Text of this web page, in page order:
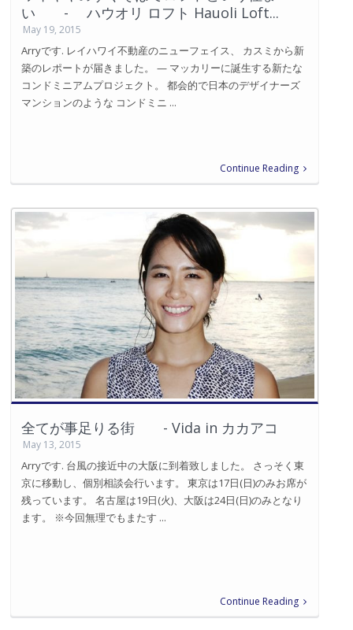
い - ハウオリ ロフト Hauoli Loft...
May 19, 2015
Arryです. レイハワイ不動産のニューフェイス、 カスミから新
築のレポートが届きました。 — マッカリーに誕生する新たな
コンドミニアムプロジェクト。 都会的で日本のデザイナーズ
マンションのような コンドミニ ...
Continue Reading
全てが事足りる街 - Vida in カカアコ
May 13, 2015
Arryです. 台風の接近中の大阪に到着致しました。 さっそく東
京に移動し、個別相談会行います。 東京は17日(日)のみお席が
残っています。 名古屋は19日(火)、大阪は24日(日)のみとなり
ます。 ※今回無理でもまたす ...
Continue Reading